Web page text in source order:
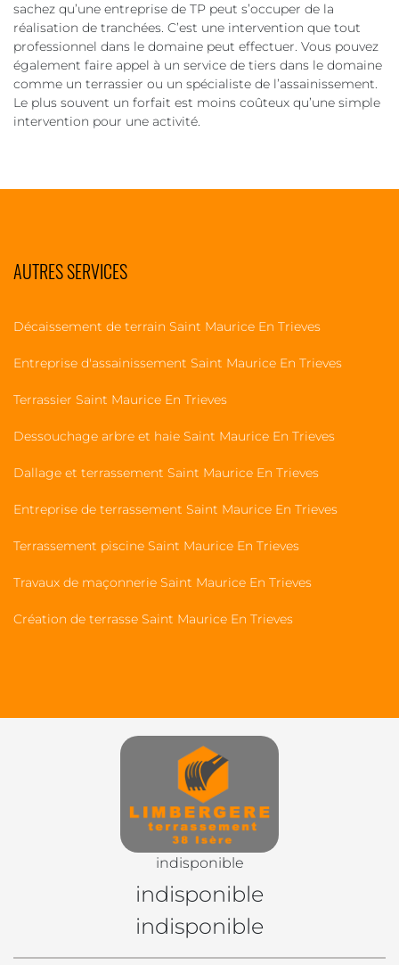
sachez qu’une entreprise de TP peut s’occuper de la
réalisation de tranchées. C’est une intervention que tout
professionnel dans le domaine peut effectuer. Vous pouvez
également faire appel à un service de tiers dans le domaine
comme un terrassier ou un spécialiste de l’assainissement.
Le plus souvent un forfait est moins coûteux qu’une simple
intervention pour une activité.
AUTRES SERVICES
Décaissement de terrain Saint Maurice En Trieves
Entreprise d'assainissement Saint Maurice En Trieves
Terrassier Saint Maurice En Trieves
Dessouchage arbre et haie Saint Maurice En Trieves
Dallage et terrassement Saint Maurice En Trieves
Entreprise de terrassement Saint Maurice En Trieves
Terrassement piscine Saint Maurice En Trieves
Travaux de maçonnerie Saint Maurice En Trieves
Création de terrasse Saint Maurice En Trieves
indisponible
indisponible
indisponible